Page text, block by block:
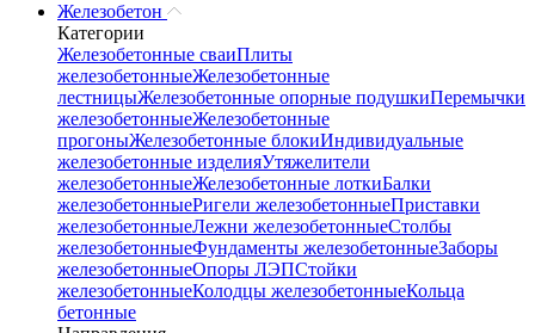
Железобетон
Категории
Железобетонные сваиПлиты
железобетонныеЖелезобетонные
лестницыЖелезобетонные опорные подушкиПеремычки
железобетонныеЖелезобетонные
прогоныЖелезобетонные блокиИндивидуальные
железобетонные изделияУтяжелители
железобетонныеЖелезобетонные лоткиБалки
железобетонныеРигели железобетонныеПриставки
железобетонныеЛежни железобетонныеСтолбы
железобетонныеФундаменты железобетонныеЗаборы
железобетонныеОпоры ЛЭПСтойки
железобетонныеКолодцы железобетонныеКольца
бетонные